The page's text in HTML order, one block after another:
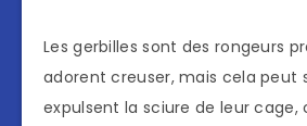
Les gerbilles sont des rongeurs
adorent creuser, mais cela peut
expulsent la sciure de leur cage,